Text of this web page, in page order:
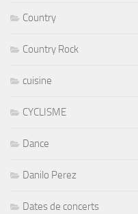
Country
Country Rock
cuisine
CYCLISME
Dance
Danilo Perez
Dates de concerts